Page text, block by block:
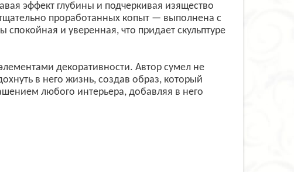
эффект глубины и подчеркивая изящество
проработанных копыт — выполнена с
и уверенная, что придает скульптуре
декоративности. Автор сумел не
в него жизнь, создав образ, который
любого интерьера, добавляя в него